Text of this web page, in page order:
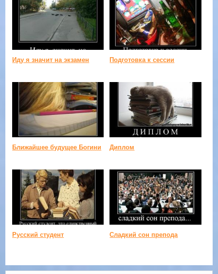
Иду я значит на экзамен Подготовка к сессии
Ближайшее будущее Богини Диплом
Русский студент Сладкий сон препода